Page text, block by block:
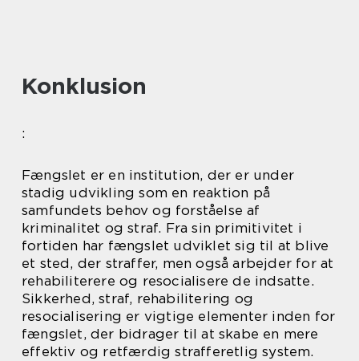
Konklusion
:
Fængslet er en institution, der er under
stadig udvikling som en reaktion på
samfundets behov og forståelse af
kriminalitet og straf. Fra sin primitivitet i
fortiden har fængslet udviklet sig til at blive
et sted, der straffer, men også arbejder for at
rehabiliterere og resocialisere de indsatte.
Sikkerhed, straf, rehabilitering og
resocialisering er vigtige elementer inden for
fængslet, der bidrager til at skabe en mere
effektiv og retfærdig strafferetlig system.